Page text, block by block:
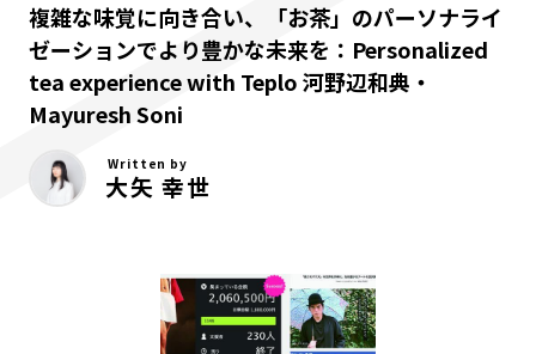
複雑な味覚に向き合い、「お茶」のパーソナライ
ゼーションでより豊かな未来を：Personalized
tea experience with Teplo 河野辺和典・
Mayuresh Soni
Written by
大矢 幸世